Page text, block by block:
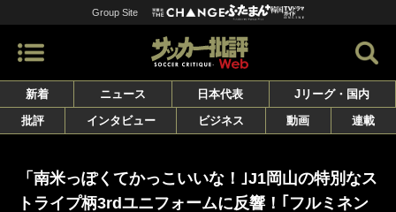
Group Site
新着 ニュース 日本代表
Jリーグ・国内
批評
インタビュー ビジネス 動画 連載
「南米っぽくてかっこいいな！｣J1岡山の特別なス
トライプ柄3rdユニフォームに反響！｢フルミネン